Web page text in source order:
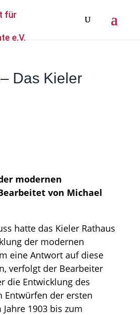
Das Kieler
modernen
von Michael
hatte das Kieler Rathaus
der modernen
eine Antwort auf diese
verfolgt der Bearbeiter
die Entwicklung des
Entwürfen der ersten
1903 bis zum